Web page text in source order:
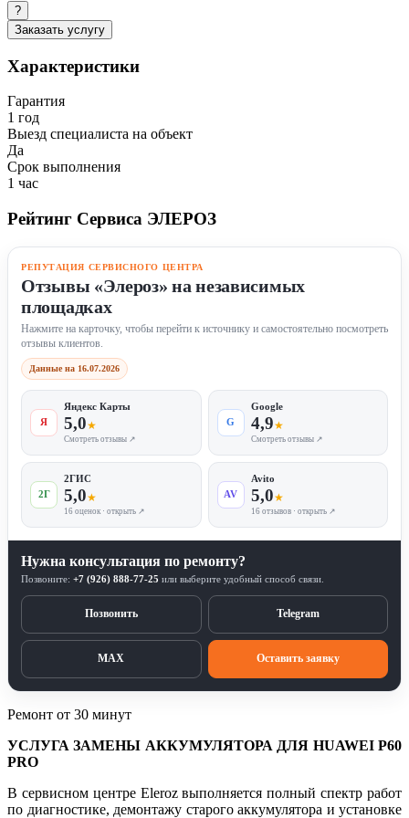
?
Заказать услугу
Характеристики
Гарантия
1 год
Выезд специалиста на объект
Да
Срок выполнения
1 час
Рейтинг Сервиса ЭЛЕРОЗ
РЕПУТАЦИЯ СЕРВИСНОГО ЦЕНТРА
Отзывы «Элероз» на независимых
площадках
Нажмите на карточку, чтобы перейти к источнику и самостоятельно посмотреть
отзывы клиентов.
Данные на 16.07.2026
Я
Яндекс Карты
5,0★
Смотреть отзывы ↗
G
Google
4,9★
Смотреть отзывы ↗
2Г
2ГИС
5,0★
16 оценок · открыть ↗
AV
Avito
5,0★
16 отзывов · открыть ↗
Нужна консультация по ремонту?
Позвоните: +7 (926) 888-77-25 или выберите удобный способ связи.
Позвонить Telegram
MAX Оставить заявку
Ремонт от 30 минут
УСЛУГА ЗАМЕНЫ АККУМУЛЯТОРА ДЛЯ HUAWEI P60
PRO
В сервисном центре Eleroz выполняется полный спектр работ
по диагностике, демонтажу старого аккумулятора и установке